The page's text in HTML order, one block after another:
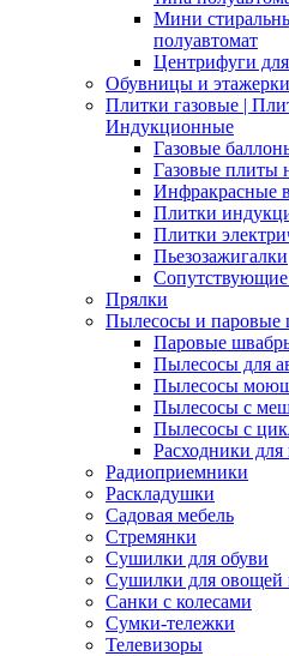
Мини
полуавтомат
Центрифуги
Обувницы и этажерки
Плитки газовые |
Индукционные
Газовые
Газовые плиты
Инфракрасные
Плитки
Плитки
Пьезозажигалки
Прялки
Пылесосы и паровые
Паровые
Пылесосы для
Пылесосы
Пылесосы с
Пылесосы с
Расходники для
Радиоприемники
Раскладушки
Садовая мебель
Стремянки
Сушилки для обуви
Сушилки для овощей
Санки с колесами
Сумки-тележки
Телевизоры